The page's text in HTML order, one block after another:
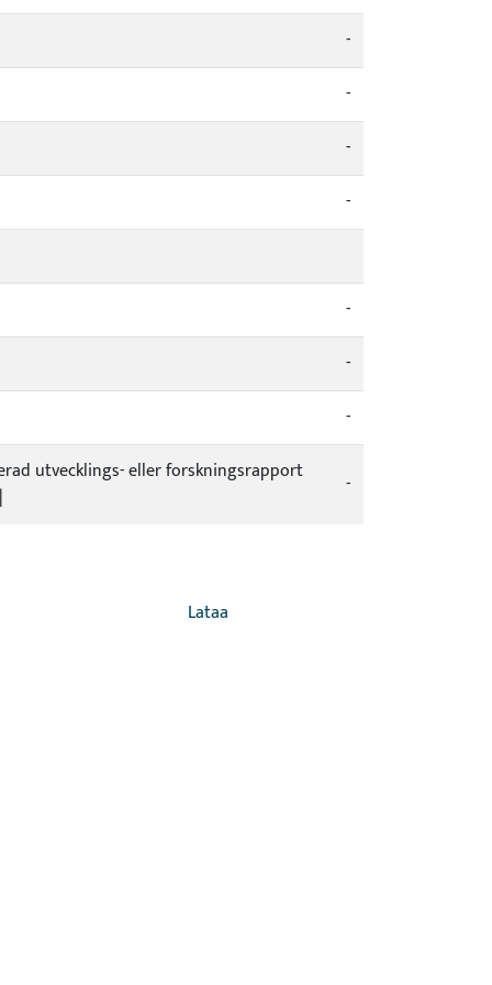
-
-
-
-
-
-
-
utvecklings- eller forskningsrapport
-
Lataa